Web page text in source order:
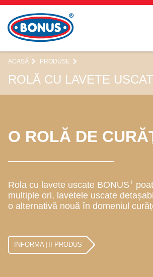
ACASĂ PRODUSE
ROLĂ CU LAVETE
O ROLĂ DE
Rola cu lavete uscate BONUS+
multiple ori, lavetele uscate
o alternativă nouă în domeniul
INFORMAȚII PRODUS